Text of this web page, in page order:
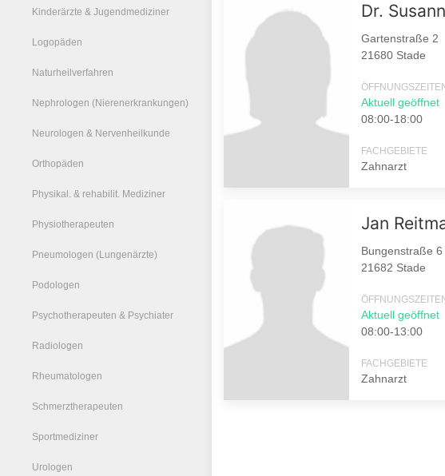
Kinderärzte & Jugendmediziner
Logopäden
Naturheilverfahren
Nephrologen (Nierenerkrankungen)
Neurologen & Nervenheilkunde
Orthopäden
Physikal. & rehabilit. Mediziner
Physiotherapeuten
Pneumologen (Lungenärzte)
Podologen
Psychotherapeuten & Psychiater
Radiologen
Rheumatologen
Schmerztherapeuten
Sportmediziner
Urologen
Dr.
Gartenstraße 2
21680 Stade
Aktuell geöffnet
08:00-18:00
FACHGEBIETE
Zahnarzt
Jan
Bungenstraße 6
21682 Stade
Aktuell geöffnet
08:00-13:00
FACHGEBIETE
Zahnarzt